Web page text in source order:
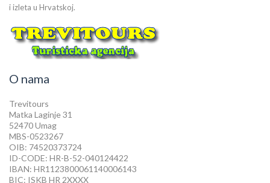
i izleta u Hrvatskoj.
O nama
Trevitours
Matka Laginje 31
52470 Umag
MBS-0523267
OIB: 74520373724
ID-CODE: HR-B-52-040124422
IBAN: HR1123800061140006143
BIC: ISKB HR 2XXXX